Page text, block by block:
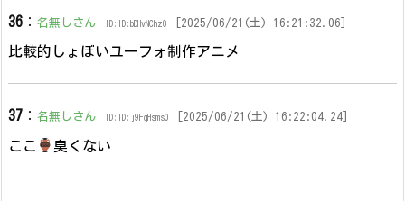
36 ： 名無しさん ID:ID:bDHvNChz0 [2025/06/21(土) 16:21:32.06]
比較的しょぼいユーフォ制作アニメ
37 ： 名無しさん ID:ID:j9FqHsms0 [2025/06/21(土) 16:22:04.24]
ここ 臭くない